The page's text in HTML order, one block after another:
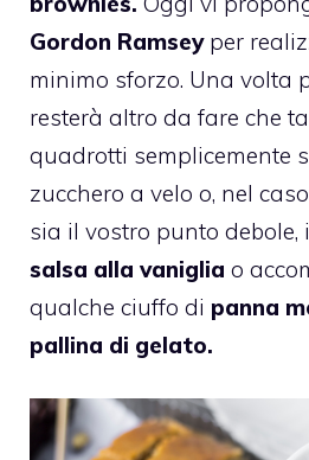
Gordon Ramseyper
minimo sforzo. Una volta
resterà altro da fare che
quadrotti semplicemente
zucchero a velo o, nel
sia il vostro punto debole,
salsa alla vaniglia o
qualche ciuffo di panna
pallina di gelato.